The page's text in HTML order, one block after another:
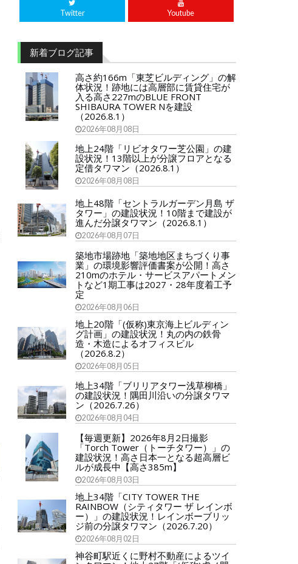
Twitter Youtube
新着ブログ記事
高さ約166m「東芝ビルディング」の解
体状況！跡地には高層部に賃貸住宅が
入る高さ227mのBLUE FRONT
SHIBAURA TOWER Nを建設
（2026.8.1）
2026年08月08日
地上24階「リビオタワー芝公園」の建
設状況！13階以上が分譲フロアとなる
定借タワマン（2026.8.1）
2026年08月08日
地上48階「セントラルガーデン月島 ザ
タワー」の建設状況！10階まで建設が
進んだ分譲タワマン（2026.8.1）
2026年08月07日
築地市場跡地「築地地区まちづくり事
業」の環境影響評価書案が公開！高さ
210mのホテル・サービスアパートメン
トなど1期工事は2027・28年度着工予
定
2026年08月06日
地上20階「(仮称)東京海上ビルディン
グ計画」の建設状況！丸の内の鉄骨
造・木造によるオフィスビル
（2026.8.2）
2026年08月05日
地上34階「ブリリアタワー浅草柳橋」
の建設状況！隅田川沿いの分譲タワマ
ン（2026.7.26）
2026年08月04日
【毎週更新】2026年8月2日撮影
「Torch Tower（トーチタワー）」の
建設状況！高さ日本一となる超高層ビ
ルが成長中【高さ385m】
2026年08月03日
地上34階「CITY TOWER THE
RAINBOW（シティタワー ザ レインボ
ー）」の建設状況！レインボーブリッ
ジ前の分譲タワマン（2026.7.20）
2026年08月02日
神谷町駅近くに野村不動産によるツイ